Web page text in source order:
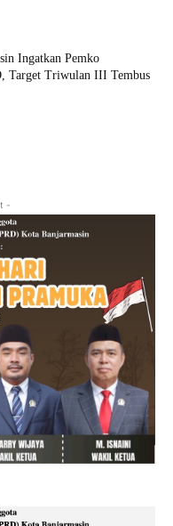
Ingatkan Pemko
Target Triwulan III Tembus
-